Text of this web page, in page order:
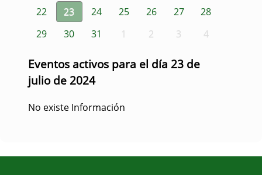
22 23 24 25 26 27
28
29
30 31 1 2 3 4
Eventos activos para el día 23 de
julio de 2024
No existe Información